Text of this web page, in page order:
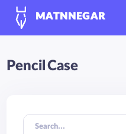
MATNNEGAR
Pencil Case
Search...